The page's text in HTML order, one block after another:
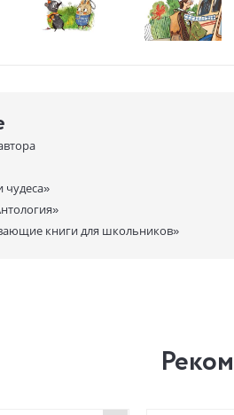
чудеса»
книги для школьников»